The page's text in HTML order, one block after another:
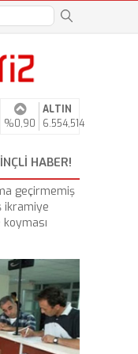
%0,90
ALTIN
6.554,514
HABER!
geçirmemiş
ikramiye